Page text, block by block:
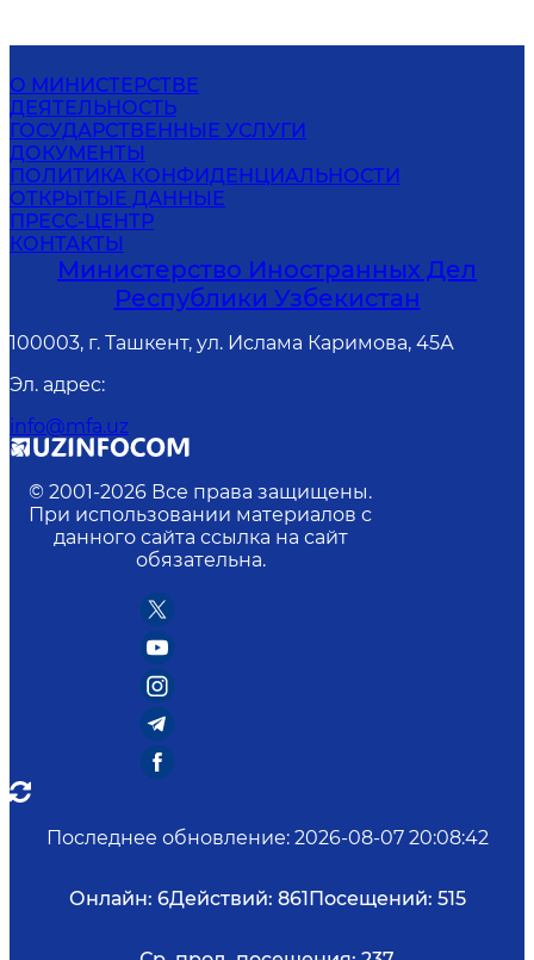
О МИНИСТЕРСТВЕ
ДЕЯТЕЛЬНОСТЬ
ГОСУДАРСТВЕННЫЕ УСЛУГИ
ДОКУМЕНТЫ
ПОЛИТИКА КОНФИДЕНЦИАЛЬНОСТИ
ОТКРЫТЫЕ ДАННЫЕ
ПРЕСС-ЦЕНТР
КОНТАКТЫ
Министерство Иностранных Дел
Республики Узбекистан
100003, г. Ташкент, ул. Ислама Каримова, 45А
Эл. адрес:
info@mfa.uz
© 2001-2026 Все права защищены.
При использовании материалов с
данного сайта ссылка на сайт
обязательна.
Последнее обновление: 2026-08-07 20:08:42
Онлайн: 6Действий: 861Посещений: 515